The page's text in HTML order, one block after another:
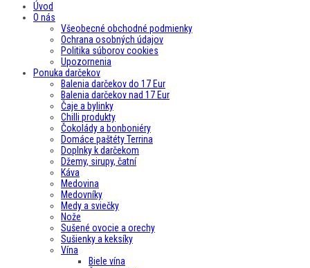
Úvod
O nás
Všeobecné obchodné podmienky
Ochrana osobných údajov
Politika súborov cookies
Upozornenia
Ponuka darčekov
Balenia darčekov do 17 Eur
Balenia darčekov nad 17 Eur
Čaje a bylinky
Chilli produkty
Čokolády a bonboniéry
Domáce paštéty Terrina
Doplnky k darčekom
Džemy, sirupy, čatní
Káva
Medovina
Medovníky
Medy a sviečky
Nože
Sušené ovocie a orechy
Sušienky a keksíky
Vína
Biele vína